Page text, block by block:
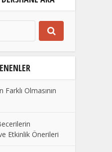
Farklı Olmasının
Etkinlik Önerileri